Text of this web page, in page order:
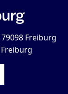
Freiburg